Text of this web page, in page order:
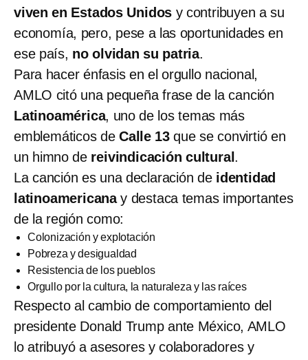
viven en Estados Unidos y contribuyen a su
economía, pero, pese a las oportunidades en
ese país, no olvidan su patria.
Para hacer énfasis en el orgullo nacional,
AMLO citó una pequeña frase de la canción
Latinoamérica, uno de los temas más
emblemáticos deCalle 13 que se convirtió en
un himno de reivindicación cultural .
La canción es una declaración de identidad
latinoamericanay destaca temas importantes
de la región como:
Colonización y explotación
Pobreza y desigualdad
Resistencia de los pueblos
Orgullo por la cultura, la naturaleza y las raíces
Respecto al cambio de comportamiento del
presidente Donald Trump ante México, AMLO
lo atribuyó a asesores y colaboradores y